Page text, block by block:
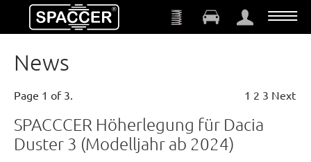
Saltar al contenido principal
News
Page 1 of 3. 1 2 3 Next
SPACCCER Höherlegung für Dacia
Duster 3 (Modelljahr ab 2024)